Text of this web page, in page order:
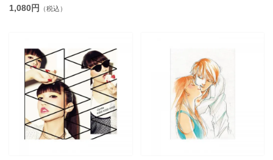
1,080円 （税込）